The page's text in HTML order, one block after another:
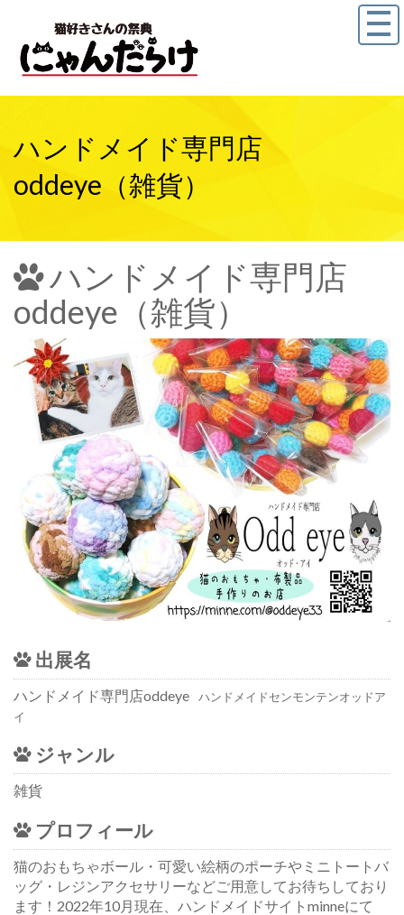
ハンドメイド専門店
oddeye（雑貨）
ハンドメイド専門店
oddeye（雑貨）
出展名
ハンドメイド専門店oddeye
ハンドメイドセンモンテンオッドア
イ
ジャンル
雑貨
プロフィール
猫のおもちゃボール・可愛い絵柄のポーチやミニトートバ
ッグ・レジンアクセサリーなどご用意してお待ちしており
ます！2022年10月現在、ハンドメイドサイトminneにて